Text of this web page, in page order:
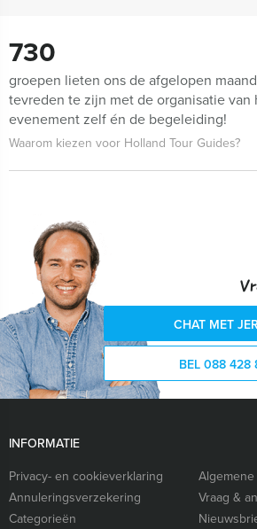
730
groepen lieten ons de afgelopen
tevreden te zijn met de organisatie
evenement zelf én de begeleiding!
Waarom kiezen voor Holland Tour Guides?
CHAT MET
BEL 088 428
INFORMATIE
Privacy- en cookieverklaring
Annuleringsverzekering
Vraag &
Categorieën